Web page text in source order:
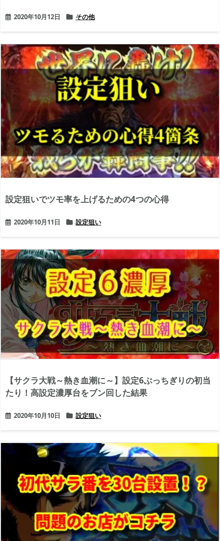
2020年10月12日 その他
設定狙いでツモ率を上げるための4つの心得
2020年10月11日 設定狙い
【サクラ大戦～熱き血潮に～】設定6ぶっちぎりの初当
たり！高設定濃厚台をブン回した結果
2020年10月10日 設定狙い